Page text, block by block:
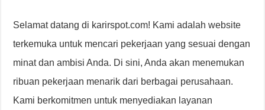
Selamat datang di karirspot.com! Kami adalah website
terkemuka untuk mencari pekerjaan yang sesuai dengan
minat dan ambisi Anda. Di sini, Anda akan menemukan
ribuan pekerjaan menarik dari berbagai perusahaan.
Kami berkomitmen untuk menyediakan layanan